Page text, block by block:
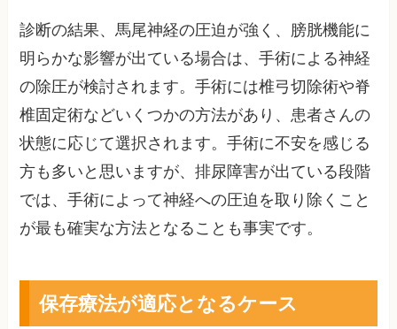
診断の結果、馬尾神経の圧迫が強く、膀胱機能に
明らかな影響が出ている場合は、手術による神経
の除圧が検討されます。手術には椎弓切除術や脊
椎固定術などいくつかの方法があり、患者さんの
状態に応じて選択されます。手術に不安を感じる
方も多いと思いますが、排尿障害が出ている段階
では、手術によって神経への圧迫を取り除くこと
が最も確実な方法となることも事実です。
保存療法が適応となるケース